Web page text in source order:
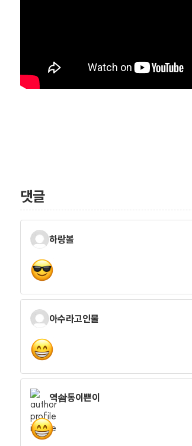
댓글
하랑볼
아수라고인물
역솸동이쁜이